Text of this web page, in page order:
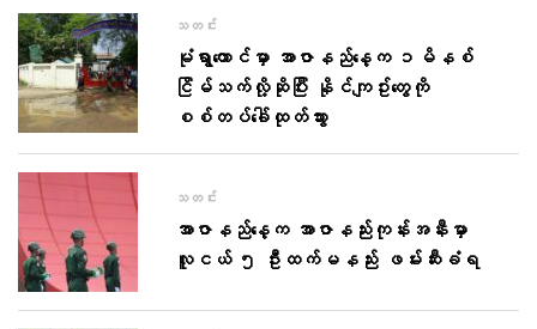
သတင်း
မုံရွာထောင်မှာ အာဇာနည်နေ့က ၁မိနစ်
ငြိမ်သက်လို့ဆိုပြီး နိုင်ကျဥ်းတွေကို
စစ်တပ်ခေါ်ထုတ်သွား
သတင်း
အာဇာနည်နေ့က အာဇာနည်းကုန်းအနီးမှာ
လူငယ် ၅ ဦးထက်မနည်း ဖမ်းဆီးခံရ